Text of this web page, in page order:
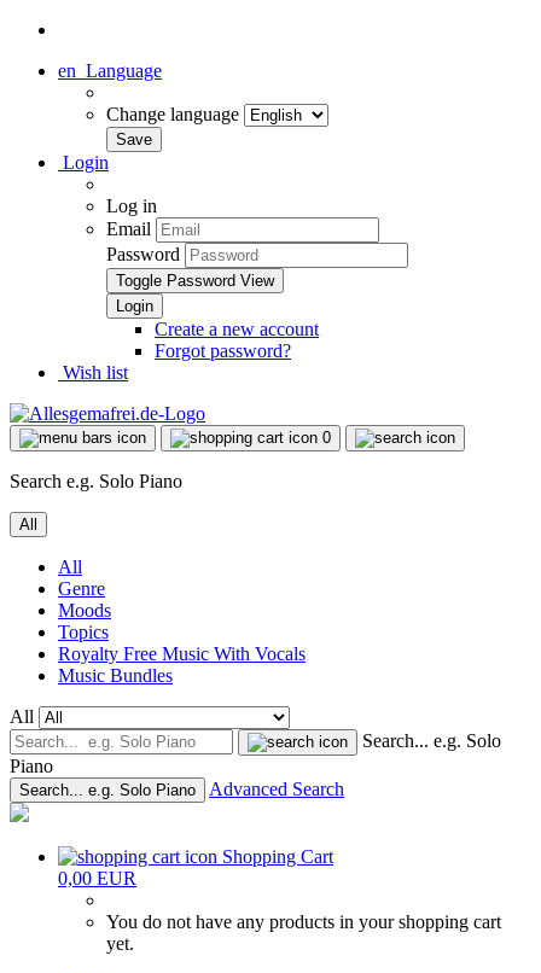
en Language
Change language
Login
Log in
Email
Password
Toggle Password View
Create a new account
Forgot password?
Wish list
0
Search e.g. Solo Piano
All
All
Genre
Moods
Topics
Royalty Free Music With Vocals
Music Bundles
All
Search... e.g. Solo
Piano
Search... e.g. Solo Piano Advanced Search
Shopping Cart
0,00 EUR
You do not have any products in your shopping cart
yet.